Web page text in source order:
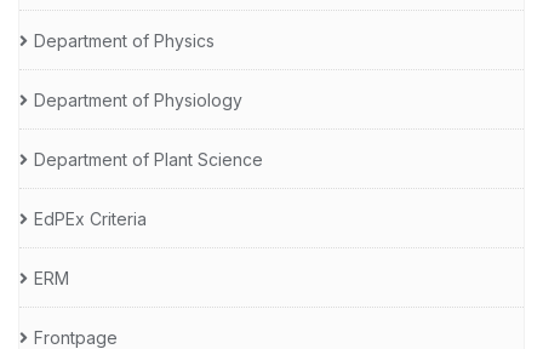
Department of Physics
Department of Physiology
Department of Plant Science
EdPEx Criteria
ERM
Frontpage